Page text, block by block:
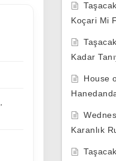
Koçari Mi
Kadar
House
Karanlık